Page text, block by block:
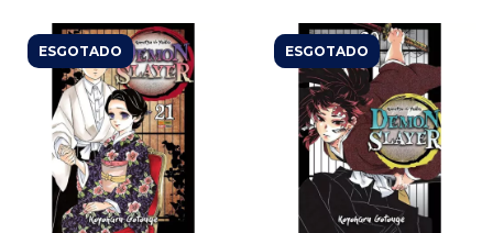
ESGOTADO ESGOTADO